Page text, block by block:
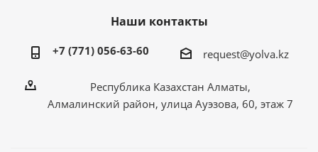
Наши контакты
+7 (771) 056-63-60 request@yolva.kz
Республика Казахстан Алматы,
Алмалинский район, улица Ауэзова, 60, этаж 7